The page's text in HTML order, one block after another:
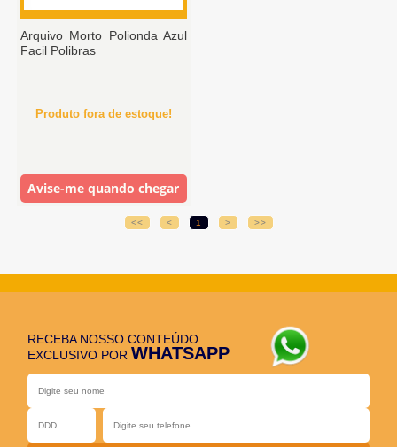
Arquivo Morto Polionda Azul
Facil Polibras
Produto fora de estoque!
Avise-me quando chegar
<< < 1 > >>
RECEBA NOSSO CONTEÚDO
EXCLUSIVO PORWHATSAPP